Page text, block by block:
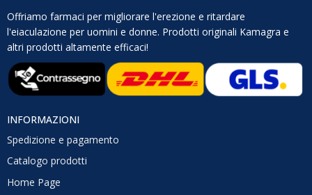
Offriamo farmaci per migliorare l'erezione e ritardare
l'eiaculazione per uomini e donne. Prodotti originali Kamagra e
altri prodotti altamente efficaci!
INFORMAZIONI
Spedizione e pagamento
Catalogo prodotti
Home Page